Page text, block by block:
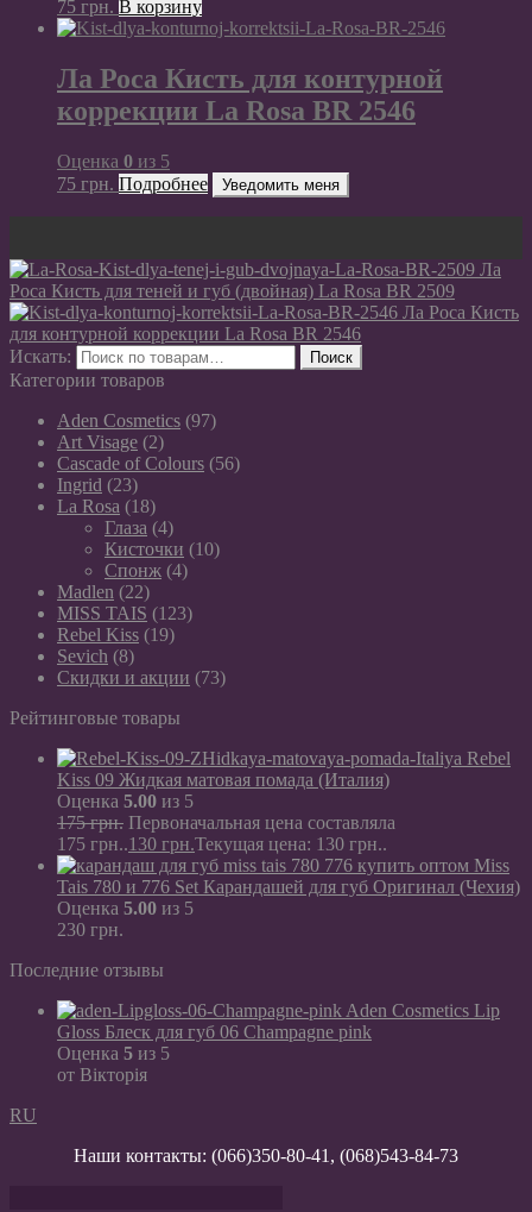
75 грн. В корзину
Ла Роса Кисть для контурной
коррекции La Rosa BR 2546
Оценка 0 из 5
75 грн. Подробнее Уведомить меня
Ла
Роса Кисть для теней и губ (двойная) La Rosa BR 2509
Ла Роса Кисть
для контурной коррекции La Rosa BR 2546
Искать:
Поиск
Категории товаров
Aden Cosmetics (97)
Art Visage (2)
Cascade of Colours (56)
Ingrid (23)
La Rosa (18)
Глаза (4)
Кисточки (10)
Спонж (4)
Madlen (22)
MISS TAIS (123)
Rebel Kiss (19)
Sevich (8)
Скидки и акции (73)
Рейтинговые товары
Rebel
Kiss 09 Жидкая матовая помада (Италия)
Оценка 5.00 из 5
175грн. Первоначальная цена составляла
175 грн..130 грн.Текущая цена: 130 грн..
Miss
Tais 780 и 776 Set Карандашей для губ Оригинал (Чехия)
Оценка 5.00 из 5
230 грн.
Последние отзывы
Aden Cosmetics Lip
Gloss Блеск для губ 06 Champagne pink
Оценка 5 из 5
от Вікторія
RU
Наши контакты: (066)350-80-41 , (068)543-84-73